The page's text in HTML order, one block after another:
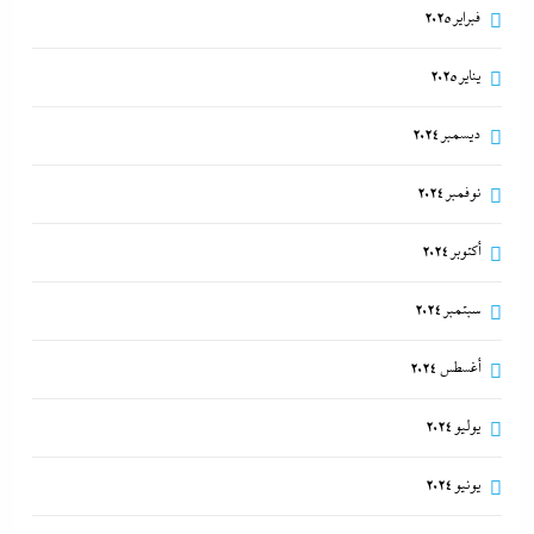
20 نوفمبر، 2023
أبو يحى نصار يسطر من غزة: كل ما تريدون معرفته عن
فبراير 2025
يناير 2025
ديسمبر 2024
نوفمبر 2024
أكتوبر 2024
سبتمبر 2024
أغسطس 2024
يوليو 2024
يونيو 2024